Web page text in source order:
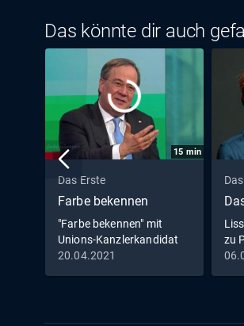
Das könnte dir auch
15 min
Das Erste
Farbe bekennen
"Farbe bekennen" mit
Unions-Kanzlerkandidat
Armin Laschet
20.04.2021
zu